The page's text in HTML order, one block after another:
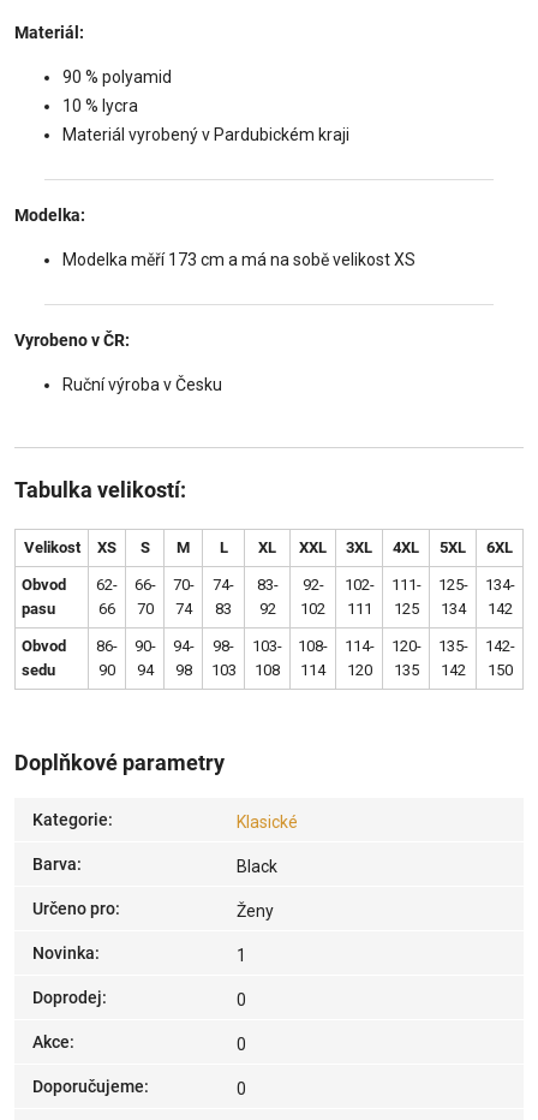
Materiál:
90 % polyamid
10 % lycra
Materiál vyrobený v Pardubickém kraji
Modelka:
Modelka měří 173 cm a má na sobě velikost XS
Vyrobeno v ČR:
Ruční výroba v Česku
Tabulka velikostí:
Velikost XS S M L XL XXL 3XL 4XL 5XL 6XL
Obvod
pasu
62-
66
66-
70
70-
74
74-
83
83-
92
92-
102
102-
111
111-
125
125-
134
134-
142
Obvod
sedu
86-
90
90-
94
94-
98
98-
103
103-
108
108-
114
114-
120
120-
135
135-
142
142-
150
Doplňkové parametry
Kategorie: Klasické
Barva: Black
Určeno pro: Ženy
Novinka: 1
Doprodej: 0
Akce: 0
Doporučujeme: 0